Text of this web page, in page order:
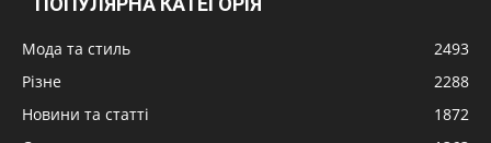
Мода та стиль
2493
Різне
2288
Новини та статті
1872